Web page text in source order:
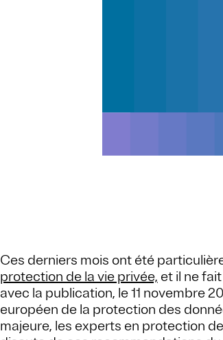
Ces derniers mois ont été
protection de la vie privée, et il ne
avec la publication, le 11 novembre
européen de la protection des
majeure, les experts en protection